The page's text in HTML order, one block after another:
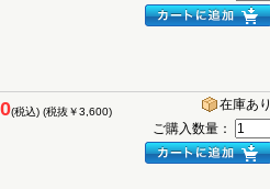
(税込) (税抜￥3,600)
在庫あり
ご購入数量：